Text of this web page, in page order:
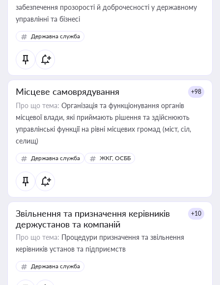
забезпечення прозорості й доброчесності у державному
управлінні та бізнесі
Державна служба
Місцеве самоврядування +98
Про що тема: Організація та функціонування органів
місцевої влади, які приймають рішення та здійснюють
управлінські функції на рівні місцевих громад (міст, сіл,
селищ)
Державна служба ЖКГ, ОСББ
Звільнення та призначення керівників
держустанов та компаній
+10
Про що тема: Процедури призначення та звільнення
керівників установ та підприємств
Державна служба